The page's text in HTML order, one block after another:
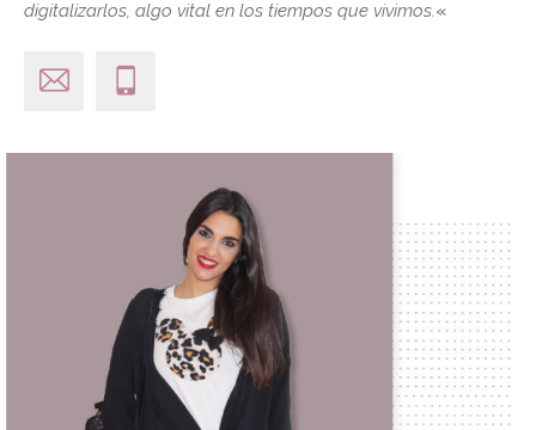
digitalizarlos, algo vital en los tiempos que vivimos.«